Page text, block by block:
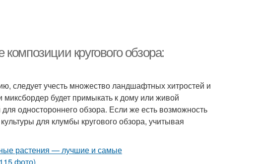
кругового обзора:
следует учесть множество ландшафтных хитростей и
будет примыкать к дому или живой
одностороннего обзора. Если же есть возможность
для клумбы кругового обзора, учитывая